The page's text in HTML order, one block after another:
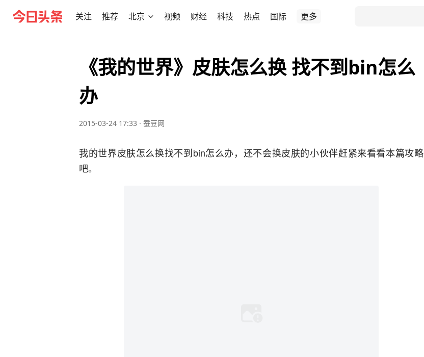
关注 推荐 北京 视频 财经 科技 热点 国际 更多
《我的世界》皮肤怎么换 找不到bin怎么
办
2015-03-24 17:33 · 蚕豆网
我的世界皮肤怎么换找不到bin怎么办，还不会换皮肤的小伙伴赶紧来看看本篇攻略
吧。